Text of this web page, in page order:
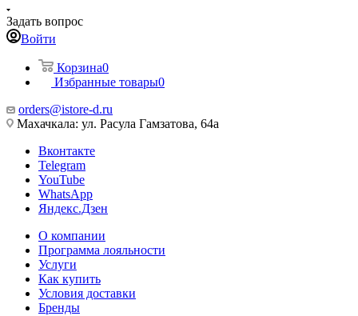
Задать вопрос
Войти
Корзина0
Избранные товары0
orders@istore-d.ru
Махачкала: ул. Расула Гамзатова, 64а
Вконтакте
Telegram
YouTube
WhatsApp
Яндекс.Дзен
О компании
Программа лояльности
Услуги
Как купить
Условия доставки
Бренды